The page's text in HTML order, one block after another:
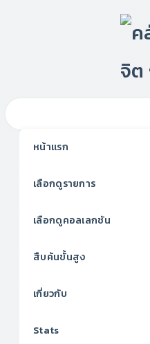
หน้าแรก
เลือกดูรายการ
เลือกดูคอลเลกชัน
สืบค้นขั้นสูง
เกี่ยวกับ
Stats